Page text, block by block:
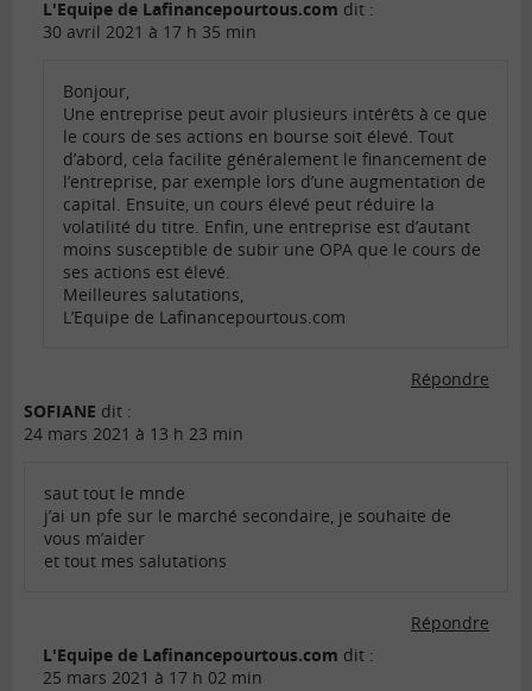
L'Equipe de Lafinancepourtous.com dit :
30 avril 2021 à 17 h 35 min
Bonjour,
Une entreprise peut avoir plusieurs intérêts à ce que
le cours de ses actions en bourse soit élevé. Tout
d’abord, cela facilite généralement le financement de
l’entreprise, par exemple lors d’une augmentation de
capital. Ensuite, un cours élevé peut réduire la
volatilité du titre. Enfin, une entreprise est d’autant
moins susceptible de subir une OPA que le cours de
ses actions est élevé.
Meilleures salutations,
L’Equipe de Lafinancepourtous.com
Répondre
SOFIANE dit :
24 mars 2021 à 13 h 23 min
saut tout le mnde
j’ai un pfe sur le marché secondaire, je souhaite de
vous m’aider
et tout mes salutations
Répondre
L'Equipe de Lafinancepourtous.com dit :
25 mars 2021 à 17 h 02 min